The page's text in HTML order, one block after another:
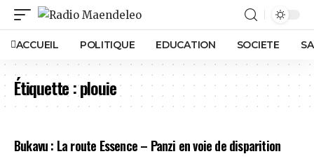
ACCUEIL POLITIQUE EDUCATION SOCIETE
Étiquette :plouie
Bukavu : La route Essence – Panzi en voie de disparition